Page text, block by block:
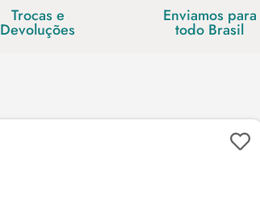
Trocas e
Devoluções
Enviamos para
todo Brasil